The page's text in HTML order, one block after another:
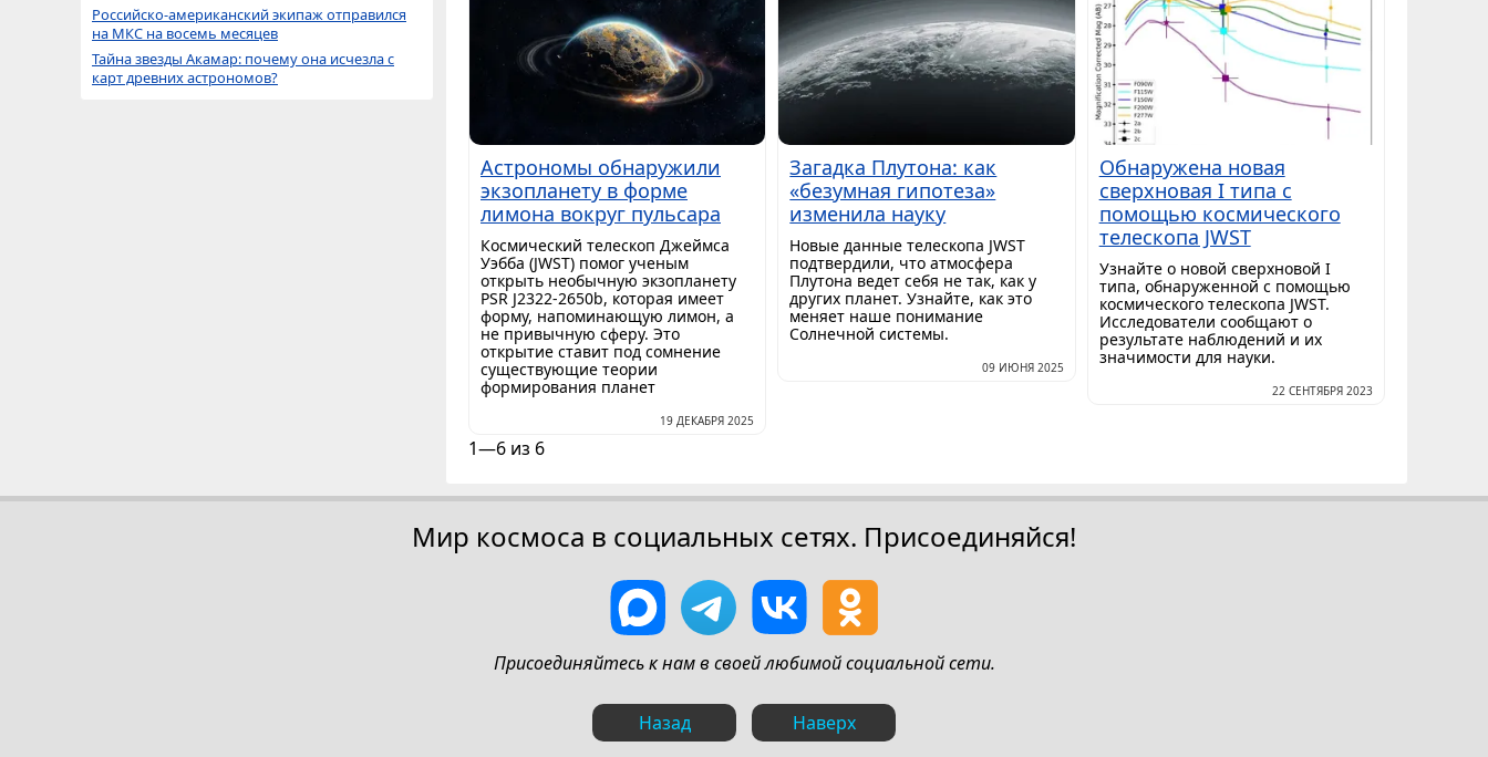
Астрономы обнаружили
экзопланету в форме
лимона вокруг пульсара
Космический телескоп Джеймса
Уэбба (JWST) помог ученым
открыть необычную экзопланету
PSR J2322-2650b, которая имеет
форму, напоминающую лимон, а
не привычную сферу. Это
открытие ставит под сомнение
существующие теории
формирования планет
19 ДЕКАБРЯ 2025
Загадка Плутона: как
«безумная гипотеза»
изменила науку
Новые данные телескопа JWST
подтвердили, что атмосфера
Плутона ведет себя не так, как у
других планет. Узнайте, как это
меняет наше понимание
Солнечной системы.
09 ИЮНЯ 2025
Обнаружена новая
сверхновая I типа с
помощью космического
телескопа JWST
Узнайте о новой сверхновой I
типа, обнаруженной с помощью
космического телескопа JWST.
Исследователи сообщают о
результате наблюдений и их
значимости для науки.
22 СЕНТЯБРЯ 2023
1—6 из 6
Российско-американский экипаж отправился
на МКС на восемь месяцев
Тайна звезды Акамар: почему она исчезла с
карт древних астрономов?
Мир космоса в социальных сетях. Присоединяйся!
Присоединяйтесь к нам в своей любимой социальной сети.
Назад Наверх